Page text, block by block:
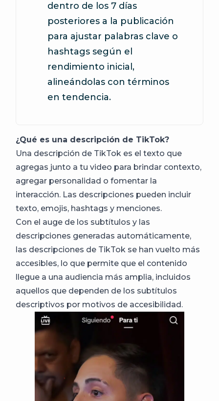
dentro de los 7 días
posteriores a la publicación
para ajustar palabras clave o
hashtags según el
rendimiento inicial,
alineándolas con términos
en tendencia.
¿Qué es una descripción de TikTok?
Una descripción de TikTok es el texto que
agregas junto a tu video para brindar contexto,
agregar personalidad o fomentar la
interacción. Las descripciones pueden incluir
texto, emojis, hashtags y menciones.
Con el auge de los subtítulos y las
descripciones generadas automáticamente,
las descripciones de TikTok se han vuelto más
accesibles, lo que permite que el contenido
llegue a una audiencia más amplia, incluidos
aquellos que dependen de los subtítulos
descriptivos por motivos de accesibilidad.